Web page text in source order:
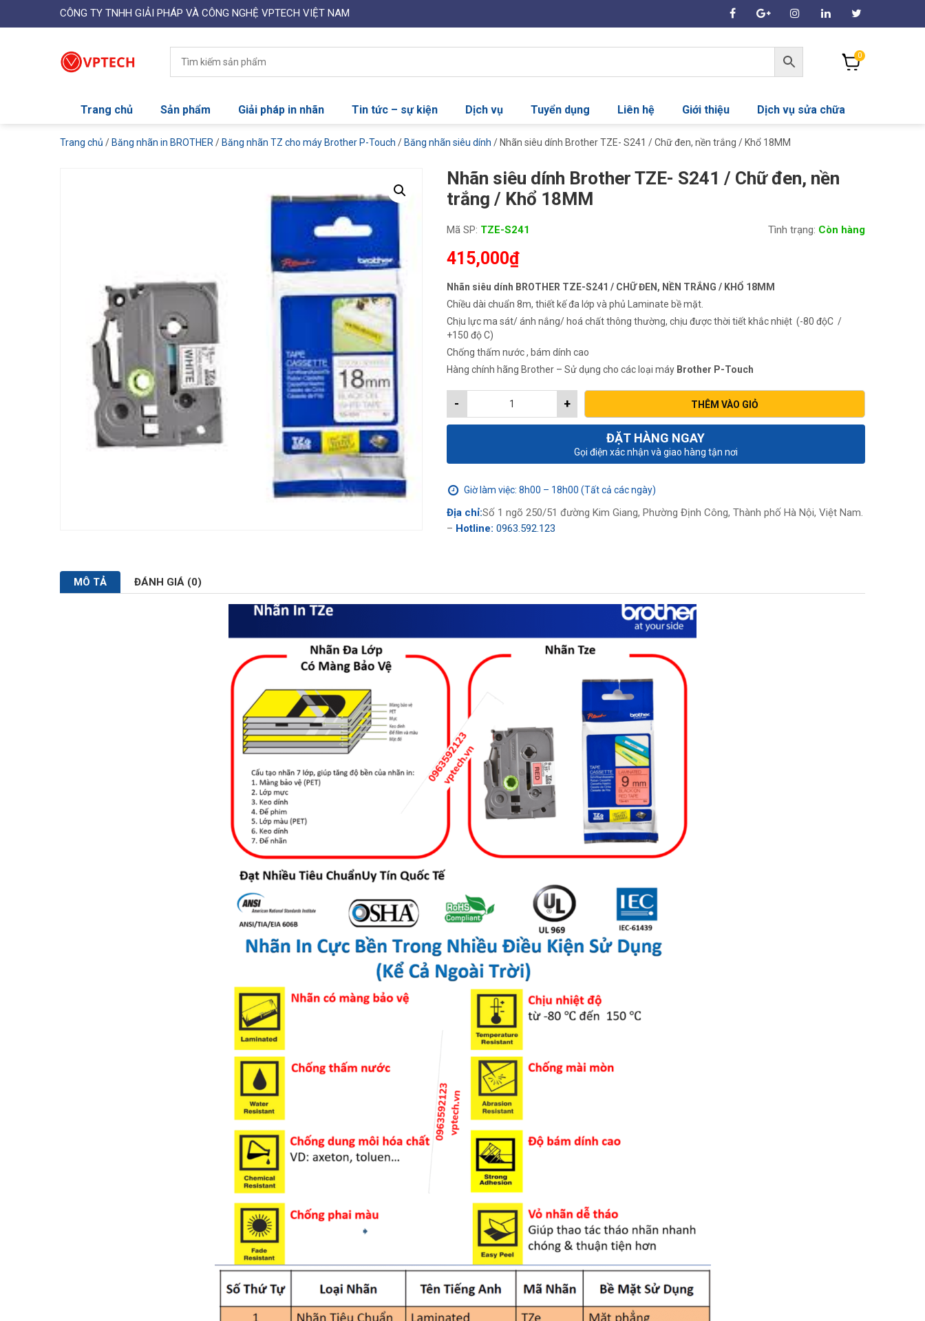
CÔNG TY TNHH GIẢI PHÁP VÀ CÔNG NGHỆ VPTECH VIỆT NAM
0
Trang chủ Sản phẩm Giải pháp in nhãn Tin tức – sự kiện Dịch vụ Tuyển dụng Liên hệ Giới thiệu Dịch vụ sửa chữa
Trang chủ / Băng nhãn in BROTHER / Băng nhãn TZ cho máy Brother P-Touch / Băng nhãn siêu dính / Nhãn siêu dính Brother TZE- S241 / Chữ đen, nền trắng / Khổ 18MM
Nhãn siêu dính Brother TZE- S241 / Chữ đen, nền
trắng / Khổ 18MM
Mã SP: TZE-S241 Tình trạng: Còn hàng
415,000₫
Nhãn siêu dính BROTHER TZE-S241 / CHỮ ĐEN, NỀN TRẮNG / KHỔ 18MM
Chiều dài chuẩn 8m, thiết kế đa lớp và phủ Laminate bề mặt.
Chịu lực ma sát/ ánh nắng/ hoá chất thông thường, chịu được thời tiết khắc nhiệt (-80 độC /
+150 độ C)
Chống thấm nước , bám dính cao
Hàng chính hãng Brother – Sử dụng cho các loại máy Brother P-Touch
+
- THÊM VÀO GIỎ
ĐẶT HÀNG NGAY
Gọi điện xác nhận và giao hàng tận nơi
Giờ làm việc: 8h00 – 18h00 (Tất cả các ngày)
Địa chỉ:Số 1 ngõ 250/51 đường Kim Giang, Phường Định Công, Thành phố Hà Nội, Việt Nam.
– Hotline: 0963.592.123
MÔ TẢ ĐÁNH GIÁ (0)